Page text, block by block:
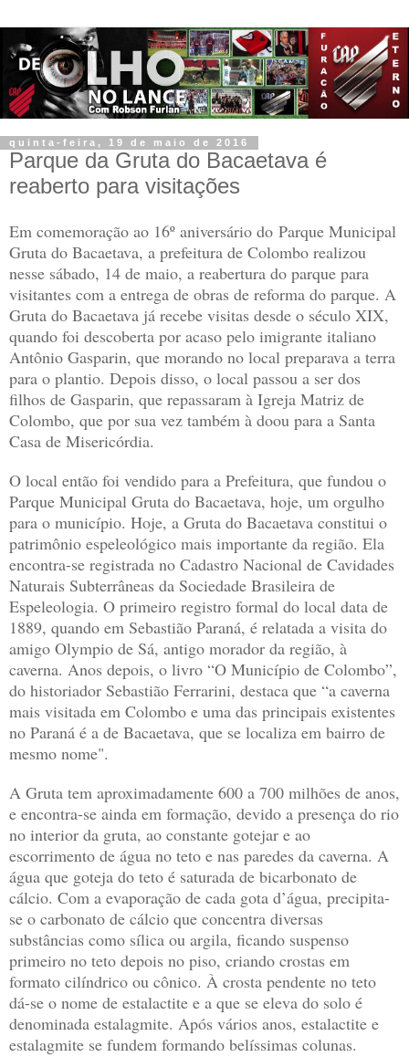
quinta-feira, 19 de maio de 2016
Parque da Gruta do Bacaetava é
reaberto para visitações
Em comemoração ao 16º aniversário do Parque Municipal
Gruta do Bacaetava, a prefeitura de Colombo realizou
nesse sábado, 14 de maio, a reabertura do parque para
visitantes com a entrega de obras de reforma do parque. A
Gruta do Bacaetava já recebe visitas desde o século XIX,
quando foi descoberta por acaso pelo imigrante italiano
Antônio Gasparin, que morando no local preparava a terra
para o plantio. Depois disso, o local passou a ser dos
filhos de Gasparin, que repassaram à Igreja Matriz de
Colombo, que por sua vez também à doou para a Santa
Casa de Misericórdia.
O local então foi vendido para a Prefeitura, que fundou o
Parque Municipal Gruta do Bacaetava, hoje, um orgulho
para o município. Hoje, a Gruta do Bacaetava constitui o
patrimônio espeleológico mais importante da região. Ela
encontra-se registrada no Cadastro Nacional de Cavidades
Naturais Subterrâneas da Sociedade Brasileira de
Espeleologia. O primeiro registro formal do local data de
1889, quando em Sebastião Paraná, é relatada a visita do
amigo Olympio de Sá, antigo morador da região, à
caverna. Anos depois, o livro “O Município de Colombo”,
do historiador Sebastião Ferrarini, destaca que “a caverna
mais visitada em Colombo e uma das principais existentes
no Paraná é a de Bacaetava, que se localiza em bairro de
mesmo nome".
A Gruta tem aproximadamente 600 a 700 milhões de anos,
e encontra-se ainda em formação, devido a presença do rio
no interior da gruta, ao constante gotejar e ao
escorrimento de água no teto e nas paredes da caverna. A
água que goteja do teto é saturada de bicarbonato de
cálcio. Com a evaporação de cada gota d’água, precipita-
se o carbonato de cálcio que concentra diversas
substâncias como sílica ou argila, ficando suspenso
primeiro no teto depois no piso, criando crostas em
formato cilíndrico ou cônico. À crosta pendente no teto
dá-se o nome de estalactite e a que se eleva do solo é
denominada estalagmite. Após vários anos, estalactite e
estalagmite se fundem formando belíssimas colunas.